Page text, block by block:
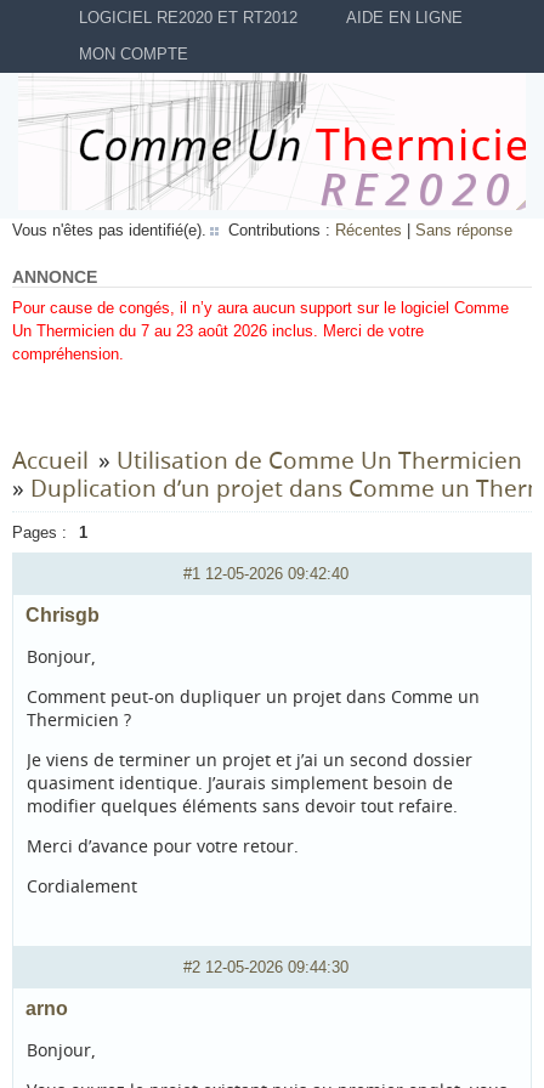
LOGICIEL RE2020 ET RT2012
AIDE EN LIGNE
MON COMPTE
Vous n'êtes pas identifié(e). Contributions : Récentes Sans réponse
ANNONCE
Pour cause de congés, il n’y aura aucun support sur le logiciel Comme
Un Thermicien du 7 au 23 août 2026 inclus. Merci de votre
compréhension.
Accueil » Utilisation de Comme Un Thermicien
» Duplication d’un projet dans Comme un
Pages : 1
#1 12-05-2026 09:42:40
Chrisgb
Bonjour,
Comment peut-on dupliquer un projet dans Comme un
Thermicien ?
Je viens de terminer un projet et j’ai un second dossier
quasiment identique. J’aurais simplement besoin de
modifier quelques éléments sans devoir tout refaire.
Merci d’avance pour votre retour.
Cordialement
#2 12-05-2026 09:44:30
arno
Bonjour,